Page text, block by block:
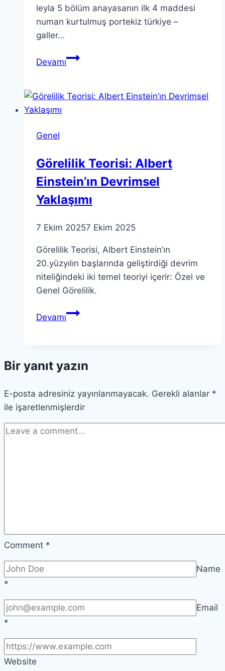
leyla 5 bölüm anayasanın ilk 4 maddesi
numan kurtulmuş portekiz türkiye –
galler…
Devamıizlanda
acemoğlu
Genel
Görelilik Teorisi: Albert
Einstein’ın Devrimsel
Yaklaşımı
7 Ekim 20257 Ekim 2025
Görelilik Teorisi, Albert Einstein’ın
20.yüzyılın başlarında geliştirdiği devrim
niteliğindeki iki temel teoriyi içerir: Özel ve
Genel Görelilik.
DevamıGörelilik
Devrimsel
Bir yanıt yazın
E-posta adresiniz yayınlanmayacak. Gerekli alanlar *
ile işaretlenmişlerdir
Comment *
Name
*
Email
*
Website